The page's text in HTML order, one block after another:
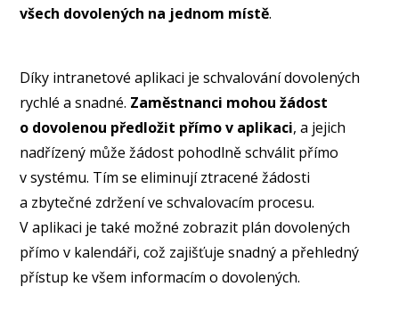
všech dovolených na jednom místě.
Díky intranetové aplikaci je schvalování dovolených
rychlé a snadné. Zaměstnanci mohou žádost
o dovolenou předložit přímo v aplikaci, a jejich
nadřízený může žádost pohodlně schválit přímo
v systému. Tím se eliminují ztracené žádosti
a zbytečné zdržení ve schvalovacím procesu.
V aplikaci je také možné zobrazit plán dovolených
přímo v kalendáři, což zajišťuje snadný a přehledný
přístup ke všem informacím o dovolených.